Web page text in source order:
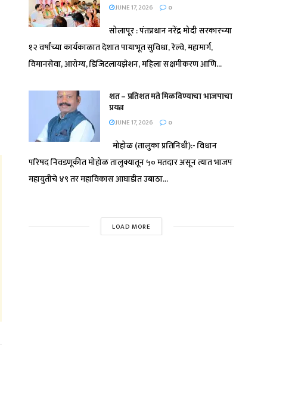
JUNE 17, 2026 0
सोलापूर : पंतप्रधान नरेंद्र मोदी सरकारच्या
१२ वर्षांच्या कार्यकाळात देशात पायाभूत सुविधा, रेल्वे, महामार्ग,
विमानसेवा, आरोग्य, डिजिटलायझेशन, महिला सक्षमीकरण आणि...
शत – प्रतिशत मते मिळविण्याचा भाजपाचा
प्रयत्न
JUNE 17, 2026 0
मोहोळ (तालुका प्रतिनिधी):- विधान
परिषद निवडणूकीत मोहोळ तालुक्यातून ५० मतदार असून त्यात भाजप
महायुतीचे ४९ तर महाविकास आघाडीत उबाठा...
LOAD MORE